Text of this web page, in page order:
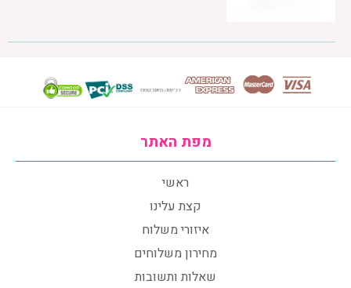
מפת האתר
ראשי
קצת עלינו
איזורי משלוח
מחירון משלוחים
שאלות ותשובות